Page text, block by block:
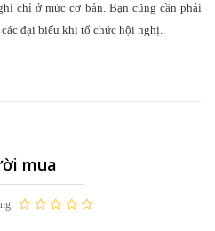
chỉ ở mức cơ bản. Bạn cũng cần phải
đại biểu khi tổ chức hội nghị.
mua